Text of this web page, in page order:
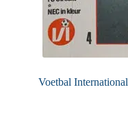
Voetbal